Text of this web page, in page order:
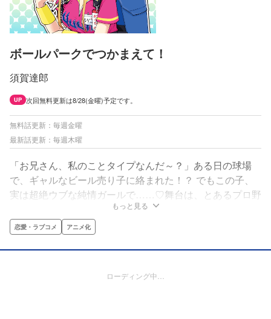
ボールパークでつかまえて！
須賀達郎
UP 次回無料更新は8/28(金曜)予定です。
無料話更新：毎週金曜
最新話更新：毎週木曜
「お兄さん、私のことタイプなんだ～？」ある日の球場
で、ギャルなビール売り子に絡まれた！？ でもこの子、
実は超絶ウブな純情ガールで……♡舞台は、とあるプロ野
球の球場！ 日々たくさんの人が集まり、働き、笑い合
い、人間ドラマが生まれるこの場所は、まるで一つの
「町」のよう！ さあ、あなたもボールパークの「住人」
になりませんか！？
もっと見る
恋愛・ラブコメ アニメ化
ローディング中…